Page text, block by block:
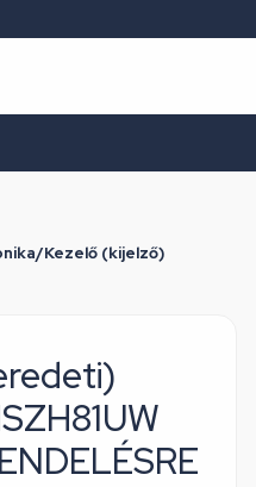
Kezelő (kijelző)